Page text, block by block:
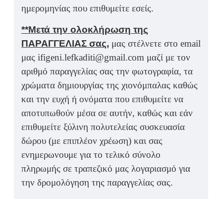
ημερομηνίας που επιθυμείτε εσείς.
**Μετά την ολοκλήρωση της
ΠΑΡΑΓΓΕΛΙΑΣ σας, μας στέλνετε στο email
μας ifigeni.lefkaditi@gmail.com μαζί με τον
αριθμό παραγγελίας σας την φωτογραφία, τα
χρώματα δημιουργίας της χιονόμπαλας καθώς
και την ευχή ή ονόματα που επιθυμείτε να
αποτυπωθούν μέσα σε αυτήν, καθώς και εάν
επιθυμείτε ξύλινη πολυτελείας συσκευασία
δώρου (με επιπλέον χρέωση) και σας
ενημερωνουμε για το τελικό σύνολο
πληρωμής σε τραπεζικό μας λογαριασμό για
την δρομολόγηση της παραγγελίας σας.